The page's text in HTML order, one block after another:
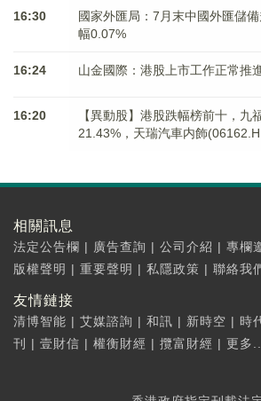
16:30
國家外匯局：7月末中國外匯儲
幅0.07%
16:24 山金國際：港股上市工作正常推
16:20
【異動股】港股跌幅榜前十，九
21.43%，天瑞汽車内飾
相關訊息
法定公告欄 | 廣告查詢 | 公司介紹 | 專欄
版權聲明 | 重要聲明 | 私隱政策 | 聯絡我
友情鏈接
清博智能 | 艾媒諮詢 | 和訊 | 新時空 | 時
刊
| 壹財信 | 權衡財經 | 攬富財經 | 更多